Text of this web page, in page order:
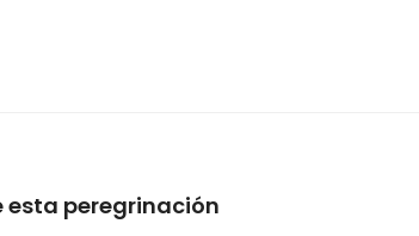
esta peregrinación